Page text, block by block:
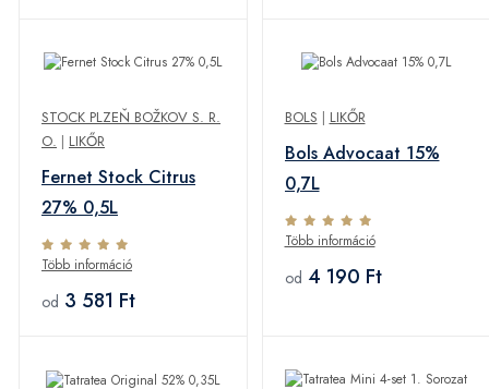
STOCK PLZEŇ BOŽKOV S. R.
O. | LIKŐR
Fernet Stock Citrus
27% 0,5L
Több információ
od 3 581 Ft
BOLS | LIKŐR
Bols Advocaat 15%
0,7L
Több információ
od 4 190 Ft